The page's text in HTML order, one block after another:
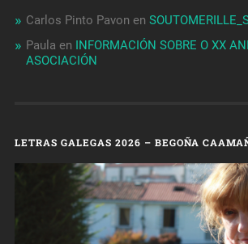
Carlos Pinto Pavon en
Paula en INFORMACIÓN SOBRE O XX
ASOCIACIÓN
LETRAS GALEGAS 2026 – BEGOÑA